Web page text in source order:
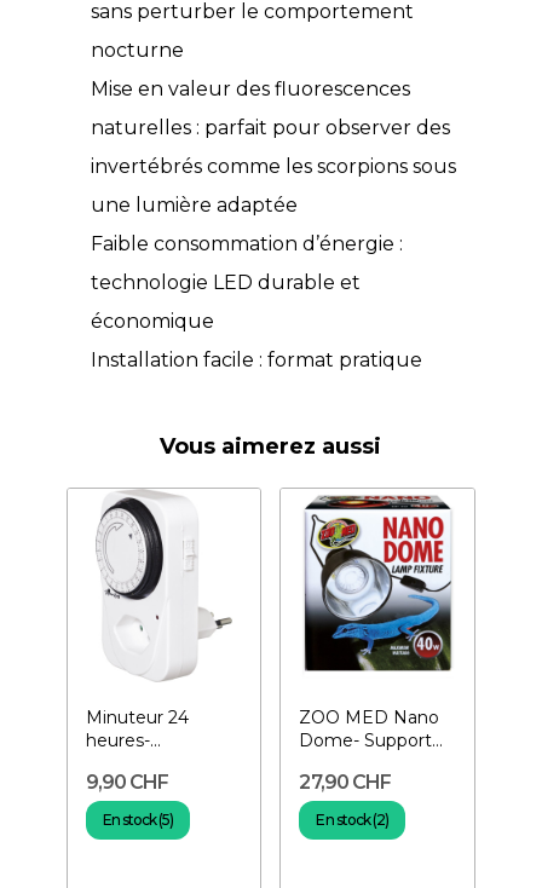
sans perturber le comportement
nocturne
Mise en valeur des fluorescences
naturelles : parfait pour observer des
invertébrés comme les scorpions sous
une lumière adaptée
Faible consommation d’énergie :
technologie LED durable et
économique
Installation facile : format pratique
Vous aimerez aussi
Minuteur 24
heures-
manuel
9,90 CHF
En stock (5)
ZOO MED Nano
Dome- Support
27,90 CHF
En stock (2)